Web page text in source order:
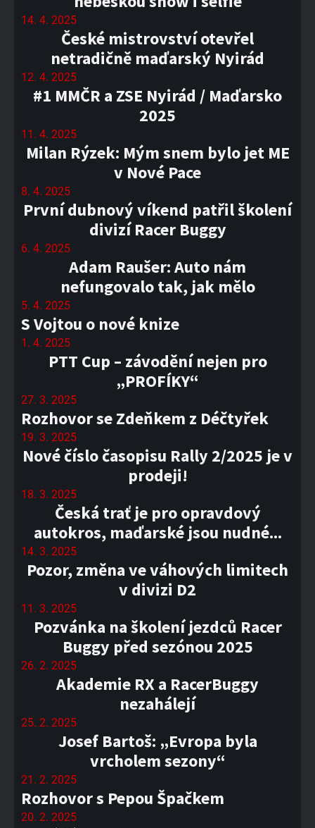
14. 4. 2025
České mistrovství otevřel
netradičně maďarský Nyirád
12. 4. 2025
#1 MMČR a ZSE Nyirád / Maďarsko
2025
11. 4. 2025
Milan Rýzek: Mým snem bylo jet ME
v Nové Pace
8. 4. 2025
První dubnový víkend patřil školení
divizí Racer Buggy
6. 4. 2025
Adam Raušer: Auto nám
nefungovalo tak, jak mělo
5. 4. 2025
S Vojtou o nové knize
1. 4. 2025
PTT Cup – závodění nejen pro
„PROFÍKY“
27. 3. 2025
Rozhovor se Zdeňkem z Déčtyřek
19. 3. 2025
Nové číslo časopisu Rally 2/2025 je v
prodeji!
18. 3. 2025
Česká trať je pro opravdový
autokros, maďarské jsou nudné...
14. 3. 2025
Pozor, změna ve váhových limitech
v divizi D2
11. 3. 2025
Pozvánka na školení jezdců Racer
Buggy před sezónou 2025
26. 2. 2025
Akademie RX a RacerBuggy
nezahálejí
25. 2. 2025
Josef Bartoš: „Evropa byla
vrcholem sezony“
21. 2. 2025
Rozhovor s Pepou Špačkem
20. 2. 2025